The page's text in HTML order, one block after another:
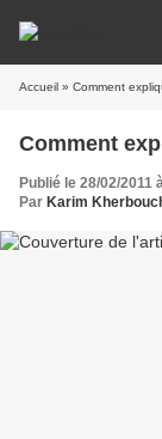
Accueil » Comment
Comment
Publié le 28/02/2011
Par Karim